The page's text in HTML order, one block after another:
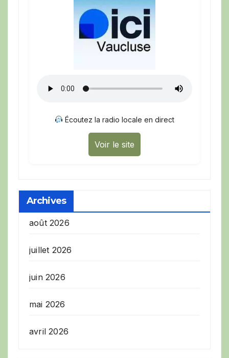
Écoutez la radio locale en direct
Voir le site
Archives
août 2026
juillet 2026
juin 2026
mai 2026
avril 2026